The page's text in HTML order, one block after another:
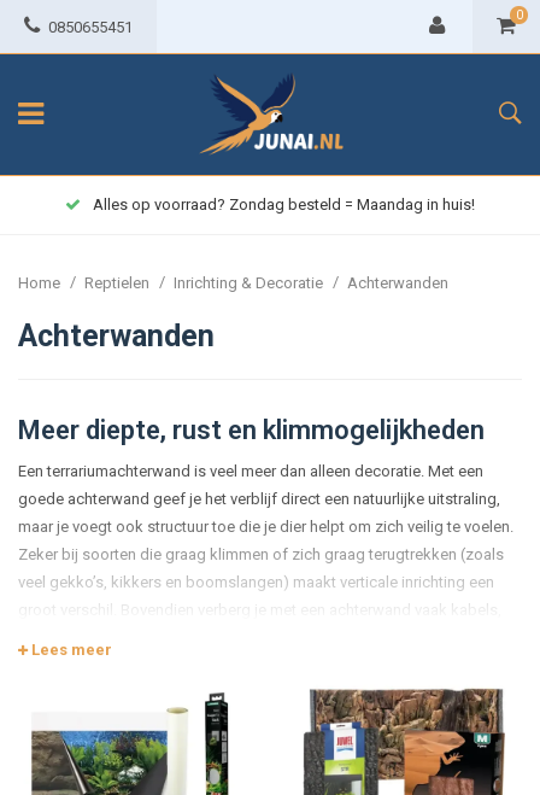
0850655451
0
Alles op voorraad? Zondag besteld = Maandag in huis!
Home / Reptielen / Inrichting & Decoratie / Achterwanden
Achterwanden
Meer diepte, rust en klimmogelijkheden
Een terrariumachterwand is veel meer dan alleen decoratie. Met een
goede achterwand geef je het verblijf direct een natuurlijke uitstraling,
maar je voegt ook structuur toe die je dier helpt om zich veilig te voelen.
Zeker bij soorten die graag klimmen of zich graag terugtrekken (zoals
veel gekko’s, kikkers en boomslangen) maakt verticale inrichting een
groot verschil. Bovendien verberg je met een achterwand vaak kabels,
In deze categorie vind je verschillende typen achterwanden voor
reptielen- en amfibieënbakken. Wil je breder oriënteren op inrichting?
Bekijk dan ook: https://www.junai.nl/reptielen/inrichting-decoratie/
Lees meer